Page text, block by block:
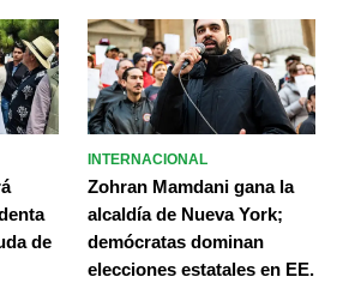
de
INTERNACIONAL
Zohran Mamdani gana la
alcaldía de Nueva York;
demócratas dominan
elecciones estatales en EE.